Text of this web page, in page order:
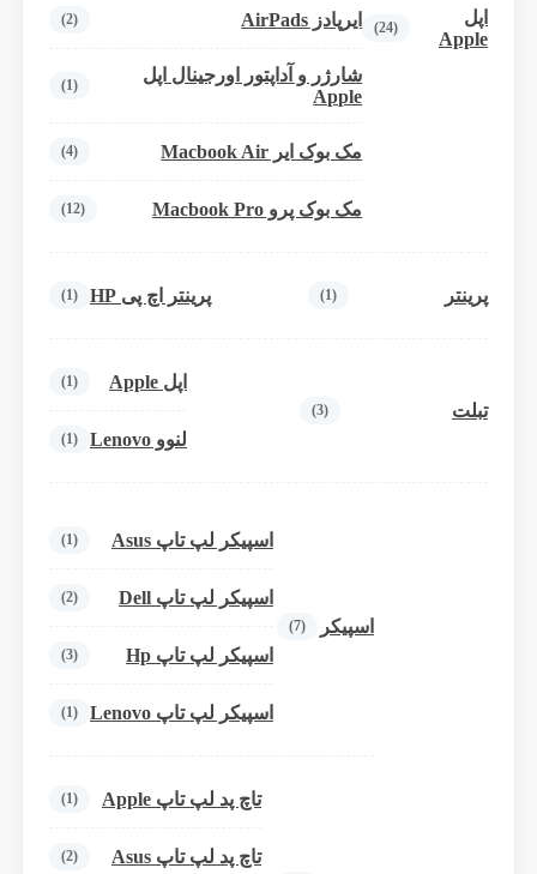
اپل
Apple
(24) ایرپادز AirPads (2)
شارژر و آداپتور اورجینال اپل
Apple
(1)
مک بوک ایر Macbook Air (4)
مک بوک پرو Macbook Pro (12)
پرینتر (1) پرینتر اچ پی HP (1)
تبلت (3)
اپل Apple (1)
لنوو Lenovo (1)
اسپیکر (7)
اسپیکر لپ تاپ Asus (1)
اسپیکر لپ تاپ Dell (2)
اسپیکر لپ تاپ Hp (3)
اسپیکر لپ تاپ Lenovo (1)
تاچ پد لپ تاپ Apple (1)
تاچ پد لپ تاپ Asus (2)